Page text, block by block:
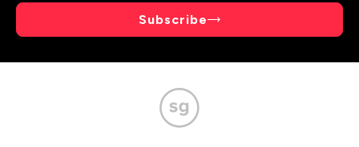
Subscribe